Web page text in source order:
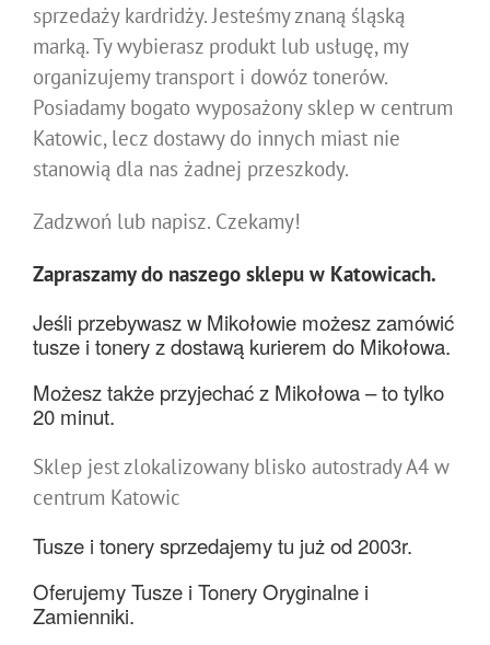
sprzedaży kardridży. Jesteśmy znaną śląską
marką. Ty wybierasz produkt lub usługę, my
organizujemy transport i dowóz tonerów.
Posiadamy bogato wyposażony sklep w centrum
Katowic, lecz dostawy do innych miast nie
stanowią dla nas żadnej przeszkody.
Zadzwoń lub napisz. Czekamy!
Zapraszamy do naszego sklepu w Katowicach.
Jeśli przebywasz w Mikołowie możesz zamówić
tusze i tonery z dostawą kurierem do Mikołowa.
Możesz także przyjechać z Mikołowa – to tylko
20 minut.
Sklep jest zlokalizowany blisko autostrady A4 w
centrum Katowic
Tusze i tonery sprzedajemy tu już od 2003r.
Oferujemy Tusze i Tonery Oryginalne i
Zamienniki.